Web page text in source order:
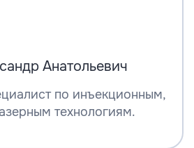
Анатольевич
по инъекционным,
технологиям.